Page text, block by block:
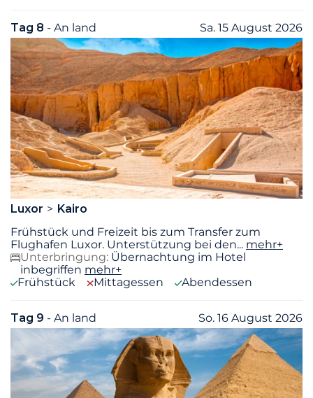
Tag 8 - An land Sa. 15 August 2026
Luxor
Kairo
Frühstück und Freizeit bis zum Transfer zum
Flughafen Luxor. Unterstützung bei den... mehr+
Unterbringung: Übernachtung im Hotel
inbegriffen mehr+
Frühstück
Mittagessen Abendessen
Tag 9 - An land So. 16 August 2026